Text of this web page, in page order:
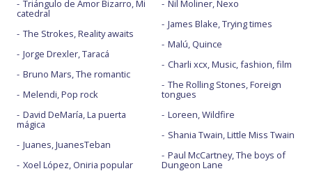
Triángulo de Amor Bizarro, Mi
catedral
The Strokes, Reality awaits
Jorge Drexler, Taracá
Bruno Mars, The romantic
Melendi, Pop rock
David DeMaría, La puerta
mágica
Juanes, JuanesTeban
Xoel López, Oniria popular
Nil Moliner, Nexo
James Blake, Trying times
Malú, Quince
Charli xcx, Music, fashion, film
The Rolling Stones, Foreign
tongues
Loreen, Wildfire
Shania Twain, Little Miss Twain
Paul McCartney, The boys of
Dungeon Lane